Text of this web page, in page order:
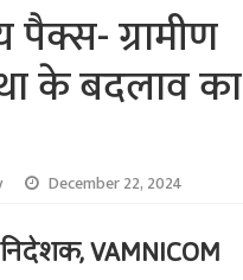
पैक्स- ग्रामीण
के बदलाव का
December 22, 2024
VAMNICOM